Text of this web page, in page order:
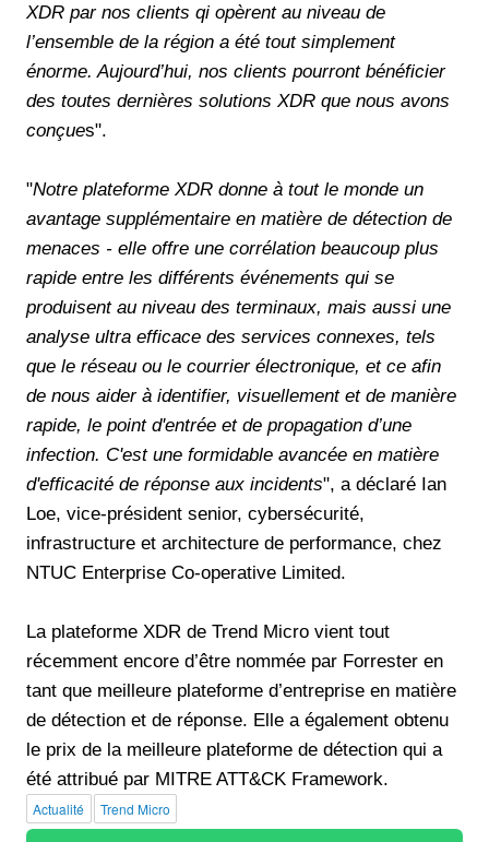
XDR par nos clients qi opèrent au niveau de
l’ensemble de la région a été tout simplement
énorme. Aujourd’hui, nos clients pourront bénéficier
des toutes dernières solutions XDR que nous avons
conçues".
"Notre plateforme XDR donne à tout le monde un
avantage supplémentaire en matière de détection de
menaces - elle offre une corrélation beaucoup plus
rapide entre les différents événements qui se
produisent au niveau des terminaux, mais aussi une
analyse ultra efficace des services connexes, tels
que le réseau ou le courrier électronique, et ce afin
de nous aider à identifier, visuellement et de manière
rapide, le point d'entrée et de propagation d’une
infection. C'est une formidable avancée en matière
d'efficacité de réponse aux incidents", a déclaré Ian
Loe, vice-président senior, cybersécurité,
infrastructure et architecture de performance, chez
NTUC Enterprise Co-operative Limited.
La plateforme XDR de Trend Micro vient tout
récemment encore d’être nommée par Forrester en
tant que meilleure plateforme d’entreprise en matière
de détection et de réponse. Elle a également obtenu
le prix de la meilleure plateforme de détection qui a
été attribué par MITRE ATT&CK Framework.
Actualité Trend Micro